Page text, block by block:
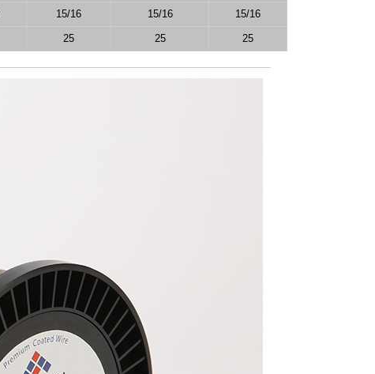
15/16 15/16 15/16
25 25 25